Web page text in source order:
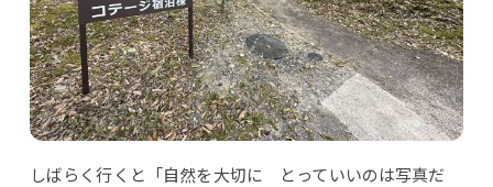
しばらく行くと「自然を大切に とっていいのは写真だ